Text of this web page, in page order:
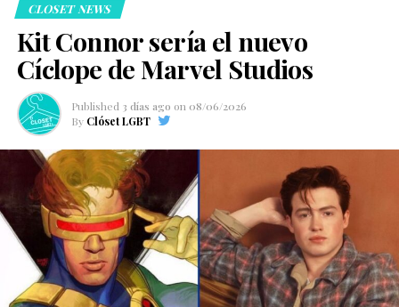
CLOSET NEWS
Kit Connor sería el nuevo
Cíclope de Marvel Studios
Published 3 días ago on 08/06/2026
By Clóset LGBT